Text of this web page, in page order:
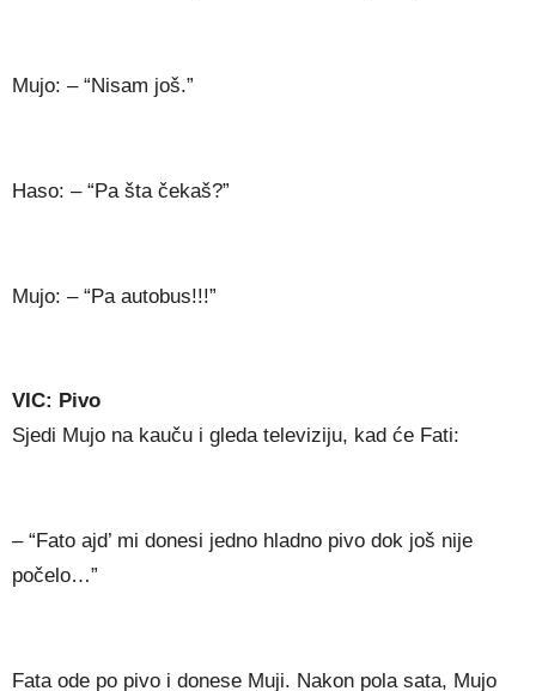
Mujo: – “Nisam još.”
Haso: – “Pa šta čekaš?”
Mujo: – “Pa autobus!!!”
VIC: Pivo
Sjedi Mujo na kauču i gleda televiziju, kad će Fati:
– “Fato ajd’ mi donesi jedno hladno pivo dok još nije
počelo…”
Fata ode po pivo i donese Muji. Nakon pola sata, Mujo